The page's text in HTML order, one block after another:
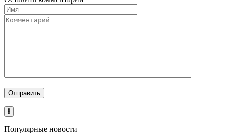
Популярные новости